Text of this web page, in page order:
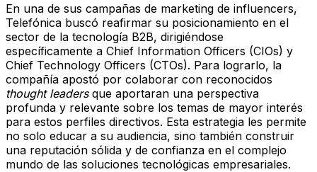
En una de sus campañas de marketing de influencers,
Telefónica buscó reafirmar su posicionamiento en el
sector de la tecnología B2B, dirigiéndose
específicamente a Chief Information Officers (CIOs) y
Chief Technology Officers (CTOs). Para lograrlo, la
compañía apostó por colaborar con reconocidos
thought leadersque aportaran una perspectiva
profunda y relevante sobre los temas de mayor interés
para estos perfiles directivos. Esta estrategia les permite
no solo educar a su audiencia, sino también construir
una reputación sólida y de confianza en el complejo
mundo de las soluciones tecnológicas empresariales.